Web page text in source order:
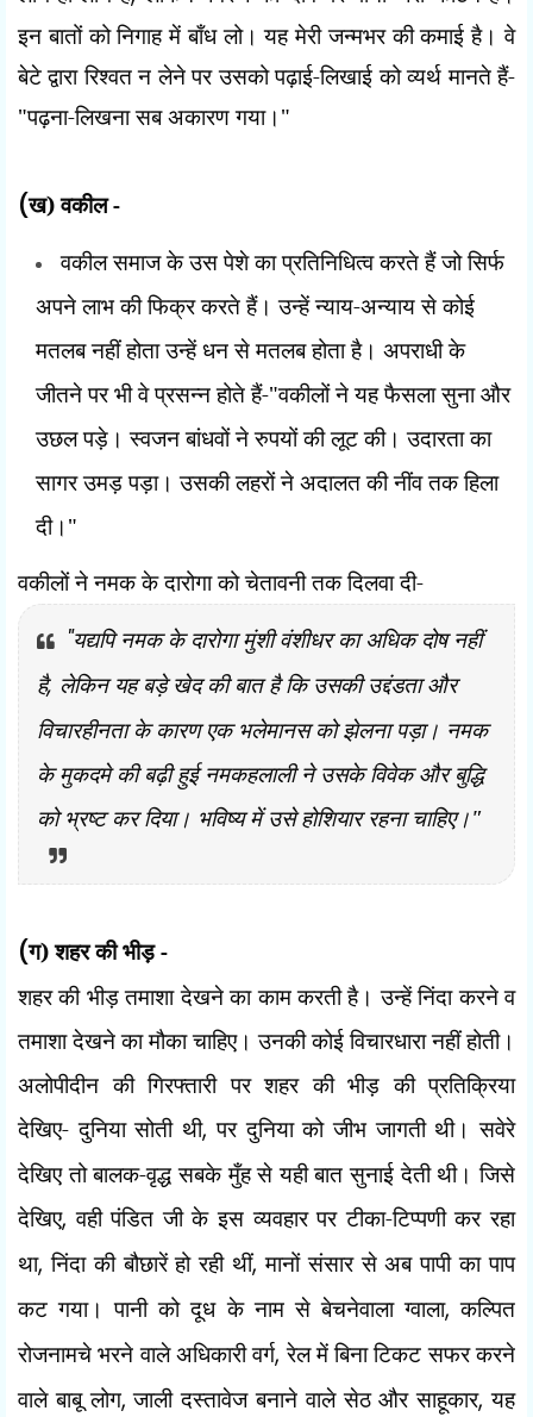
इन बातों को निगाह में बाँध लो। यह मेरी जन्मभर की कमाई है। वे
बेटे द्वारा रिश्वत न लेने पर उसको पढ़ाई-लिखाई को व्यर्थ मानते हैं-
"पढ़ना-लिखना सब अकारण गया।"
(ख) वकील -
वकील समाज के उस पेशे का प्रतिनिधित्व करते हैं जो सिर्फ
अपने लाभ की फिक्र करते हैं। उन्हें न्याय-अन्याय से कोई
मतलब नहीं होता उन्हें धन से मतलब होता है। अपराधी के
जीतने पर भी वे प्रसन्न होते हैं-"वकीलों ने यह फैसला सुना और
उछल पड़े। स्वजन बांधवों ने रुपयों की लूट की। उदारता का
सागर उमड़ पड़ा। उसकी लहरों ने अदालत की नींव तक हिला
दी।"
वकीलों ने नमक के दारोगा को चेतावनी तक दिलवा दी-
"यद्यपि नमक के दारोगा मुंशी वंशीधर का अधिक दोष नहीं
है, लेकिन यह बड़े खेद की बात है कि उसकी उद्दंडता और
विचारहीनता के कारण एक भलेमानस को झेलना पड़ा। नमक
के मुकदमे की बढ़ी हुई नमकहलाली ने उसके विवेक और बुद्धि
को भ्रष्ट कर दिया। भविष्य में उसे होशियार रहना चाहिए।"
(ग) शहर की भीड़ -
शहर की भीड़ तमाशा देखने का काम करती है। उन्हें निंदा करने व
तमाशा देखने का मौका चाहिए। उनकी कोई विचारधारा नहीं होती।
अलोपीदीन की गिरफ्तारी पर शहर की भीड़ की प्रतिक्रिया
देखिए-दुनिया सोती थी,पर दुनिया को जीभ जागती थी। सवेरे
देखिए तो बालक-वृद्ध सबके मुँह से यही बात सुनाई देती थी। जिसे
देखिए,वही पंडित जी के इस व्यवहार पर टीका-टिप्पणी कर रहा
था,निंदा की बौछारें हो रही थीं,मानों संसार से अब पापी का पाप
कट गया। पानी को दूध के नाम से बेचनेवाला ग्वाला,कल्पित
रोजनामचे भरने वाले अधिकारी वर्ग,रेल में बिना टिकट सफर करने
वाले बाबू लोग,जाली दस्तावेज बनाने वाले सेठ और साहूकार,यह